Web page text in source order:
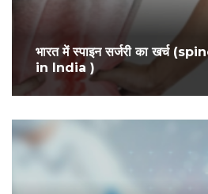
भारत में स्पाइन सर्जरी का खर्च
in India )